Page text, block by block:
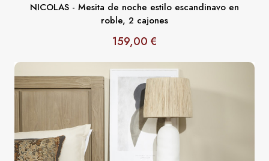
NICOLAS - Mesita de noche estilo escandinavo en
roble, 2 cajones
Precio
159,00 €